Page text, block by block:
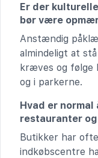
Er der
bør være
Anstændig
almindeligt at
kræves og følge
og i parkerne.
Hvad er
restauranter
Butikker har
indkøbscentre